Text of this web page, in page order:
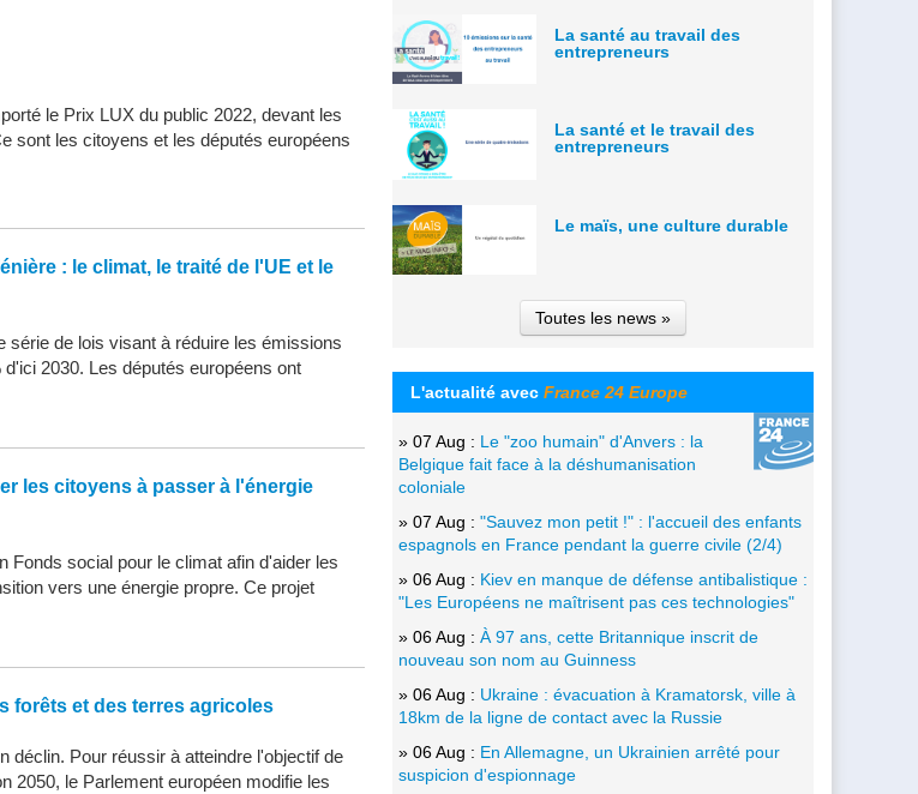
le Prix LUX du public 2022, devant les
sont les citoyens et les députés européens
: le climat, le traité de l'UE et le
série de lois visant à réduire les émissions
2030. Les députés européens ont
les citoyens à passer à l'énergie
Fonds social pour le climat afin d'aider les
vers une énergie propre. Ce projet
forêts et des terres agricoles
déclin. Pour réussir à atteindre l'objectif de
2050, le Parlement européen modifie les
La santé au travail des
entrepreneurs
La santé et le travail des
entrepreneurs
Le maïs, une culture durable
Toutes les news »
L'actualité avec France 24 Europe
» 07 Aug : Le "zoo humain" d'Anvers : la
Belgique fait face à la déshumanisation
coloniale
» 07 Aug : "Sauvez mon petit !" : l'accueil des enfants
espagnols en France pendant la guerre civile (2/4)
» 06 Aug : Kiev en manque de défense antibalistique :
"Les Européens ne maîtrisent pas ces technologies"
» 06 Aug : À 97 ans, cette Britannique inscrit de
nouveau son nom au Guinness
» 06 Aug : Ukraine : évacuation à Kramatorsk, ville à
18km de la ligne de contact avec la Russie
» 06 Aug : En Allemagne, un Ukrainien arrêté pour
suspicion d'espionnage